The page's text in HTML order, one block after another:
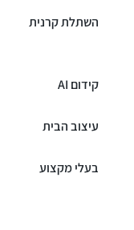
השתלת קרנית
קידום AI
עיצוב הבית
בעלי מקצוע